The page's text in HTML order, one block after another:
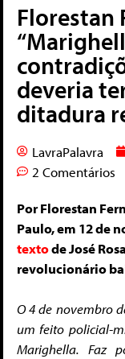
Florestan
deveria
ditadura
LavraPalavra
2 Comentários
Por Florestan
Paulo, em 12 de
textode José
revolucionário
O 4 de novembro
um feito policial-
Marighella. Faz